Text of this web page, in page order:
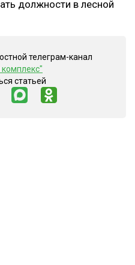
должности в лесной
телеграм-канал
статьей